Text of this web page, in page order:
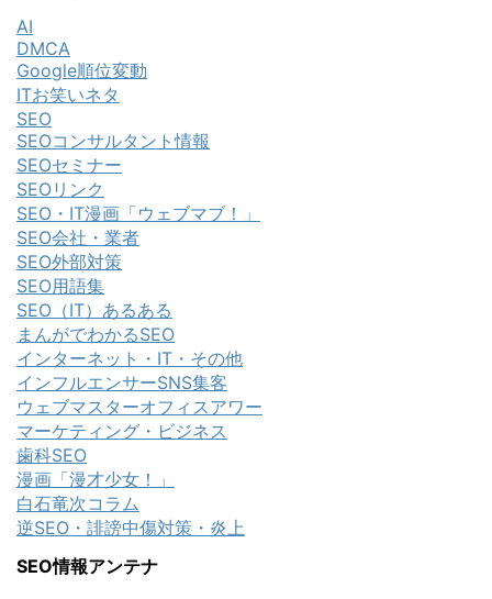
AI
DMCA
Google順位変動
ITお笑いネタ
SEO
SEOコンサルタント情報
SEOセミナー
SEOリンク
SEO・IT漫画「ウェブマブ！」
SEO会社・業者
SEO外部対策
SEO用語集
SEO（IT）あるある
まんがでわかるSEO
インターネット・IT・その他
インフルエンサーSNS集客
ウェブマスターオフィスアワー
マーケティング・ビジネス
歯科SEO
漫画「漫才少女！」
白石竜次コラム
逆SEO・誹謗中傷対策・炎上
SEO情報アンテナ